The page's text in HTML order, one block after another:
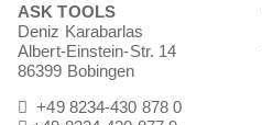
ASK TOOLS
Deniz Karabarlas
Albert-Einstein-Str. 14
86399 Bobingen
+49 8234-430 878 0